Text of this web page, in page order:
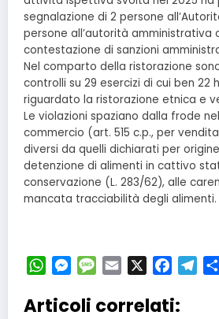
segnalazione di 2 persone
persone all’autorità amministrativa
contestazione di sanzioni
Nel comparto della ristorazione
controlli su 29 esercizi di cui ben 22
riguardato la ristorazione etnica e
Le violazioni spaziano dalla frode
commercio (art. 515 c.p., per
diversi da quelli dichiarati per
detenzione di alimenti in cattivo
conservazione (L. 283/62), alle
mancata tracciabilità degli alimenti.
WhatsApp
Messenger
Message
Email
Articoli correlati: